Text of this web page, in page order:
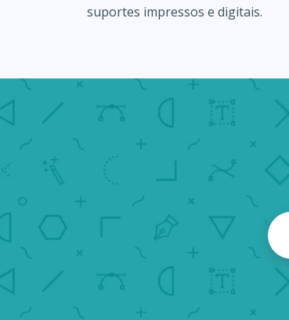
suportes impressos e digitais.